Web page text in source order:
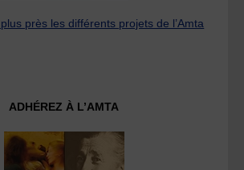
près les différents projets de l’Amta
ADHÉREZ À L’AMTA